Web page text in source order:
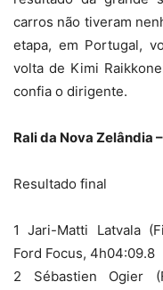
carros não tiveram
etapa, em Portugal,
volta de Kimi
confia o dirigente.
Rali da Nova Zelândia
Resultado final
1 Jari-Matti Latvala
Ford Focus, 4h04:09.8
2 Sébastien Ogier